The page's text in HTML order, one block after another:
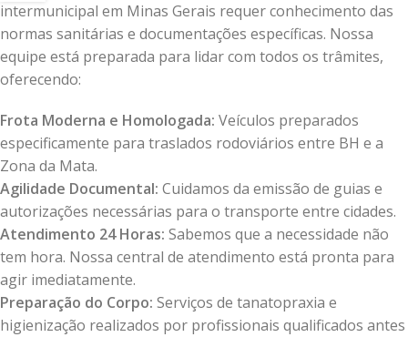
intermunicipal em Minas Gerais requer conhecimento das
normas sanitárias e documentações específicas. Nossa
equipe está preparada para lidar com todos os trâmites,
oferecendo:
Frota Moderna e Homologada: Veículos preparados
especificamente para traslados rodoviários entre BH e a
Zona da Mata.
Agilidade Documental: Cuidamos da emissão de guias e
autorizações necessárias para o transporte entre cidades.
Atendimento 24 Horas: Sabemos que a necessidade não
tem hora. Nossa central de atendimento está pronta para
agir imediatamente.
Preparação do Corpo: Serviços de tanatopraxia e
higienização realizados por profissionais qualificados antes